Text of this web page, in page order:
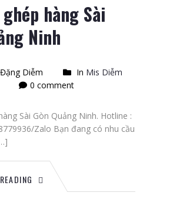
hàng Sài
Ninh
Diễm In Mis Diễm
0 comment
Sài Gòn Quảng Ninh. Hotline :
Zalo Bạn đang có nhu cầu